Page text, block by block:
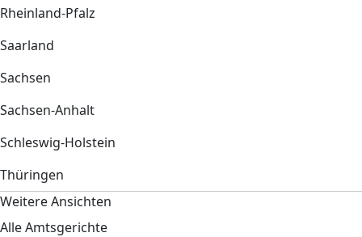
Rheinland-Pfalz
Saarland
Sachsen
Sachsen-Anhalt
Schleswig-Holstein
Thüringen
Weitere Ansichten
Alle Amtsgerichte